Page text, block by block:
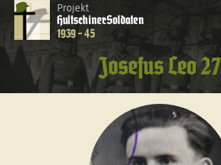
Projekt
HultschinerSoldaten
1939 - 45
Josefus Leo 27